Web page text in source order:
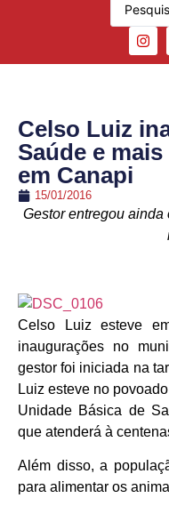
Celso Luiz
Saúde e
em Canapi
15/01/2016
Gestor entregou
Celso Luiz esteve
inaugurações no
gestor foi iniciada na
Luiz esteve no
Unidade Básica de
que atenderá à
Além disso, a
para alimentar os